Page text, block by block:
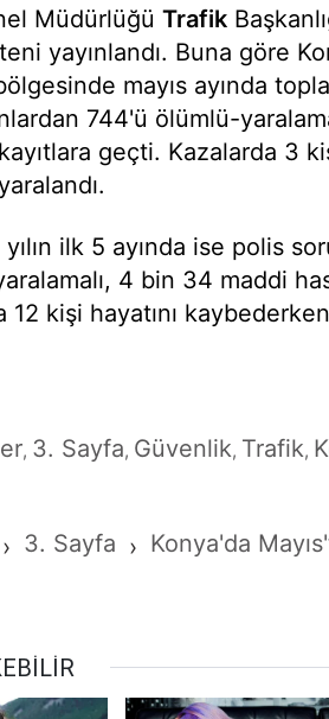
Müdürlüğü Trafik
yayınlandı. Buna göre
mayıs ayında
744'ü ölümlü-
geçti. Kazalarda 3
ilk 5 ayında ise polis
4 bin 34 maddi
12 kişi hayatını
, 3. Sayfa, Güvenlik, Trafik,
› 3. Sayfa › Konya'da